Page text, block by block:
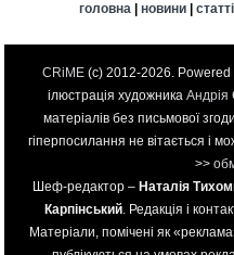
головна| новини| статті
CRiME (c) 2012-2026. Powered
ілюстрація художника Андрія
матеріалів без письмової
гіперпосилання не вітається і
>>
Шеф-редактор – Наталія
Карпінський. Редакція і
Матеріали, помічені як